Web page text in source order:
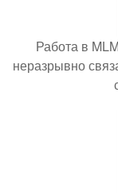
Работа в
неразрывно